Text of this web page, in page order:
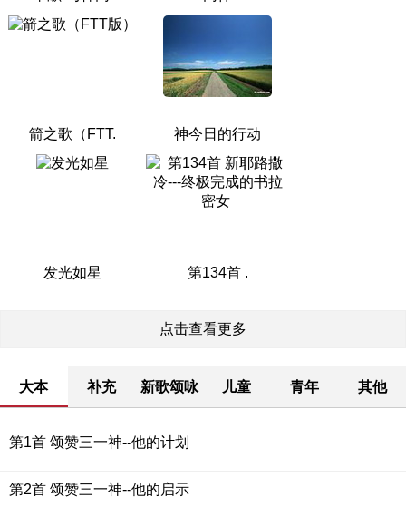
箭之歌（FTT. 神今日的行动
发光如星 第134首 .
点击查看更多
大本 补充 新歌颂咏 儿童 青年 其他
第1首 颂赞三一神--他的计划
第2首 颂赞三一神--他的启示